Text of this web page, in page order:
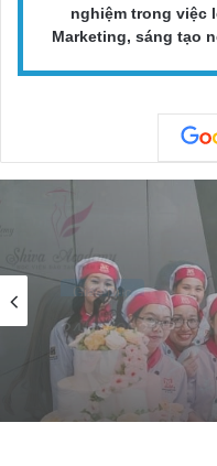
nghiệm trong việc
Marketing, sáng tạo
Giáo Dục
04/12/2022
Top 8 Địa Chỉ
Lượng Tại Tp Hồ